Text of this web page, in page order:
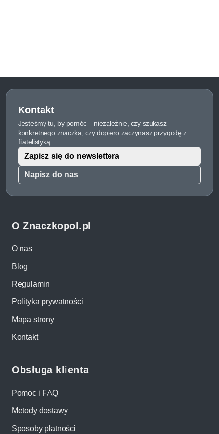
Kontakt
Jesteśmy tu, by pomóc – niezależnie, czy szukasz
konkretnego znaczka, czy dopiero zaczynasz przygodę z
filatelistyką.
Napisz do nas
Zapisz się do newslettera
O Znaczkopol.pl
O nas
Blog
Regulamin
Polityka prywatności
Mapa strony
Kontakt
Obsługa klienta
Pomoc i FAQ
Metody dostawy
Sposoby płatności